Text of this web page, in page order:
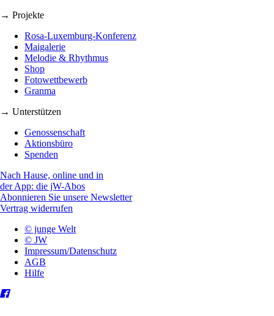
→ Projekte
Rosa-Luxemburg-Konferenz
Maigalerie
Melodie & Rhythmus
Shop
Fotowettbewerb
Granma
→ Unterstützen
Genossenschaft
Aktionsbüro
Spenden
Nach Hause, online und in
der App: die jW-Abos
Abonnieren Sie unsere Newsletter
Vertrag widerrufen
© junge Welt
© JW
Impressum/Datenschutz
AGB
Hilfe